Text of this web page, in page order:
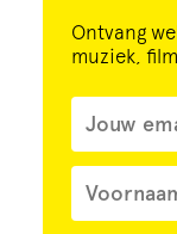
Ontvang
muziek,